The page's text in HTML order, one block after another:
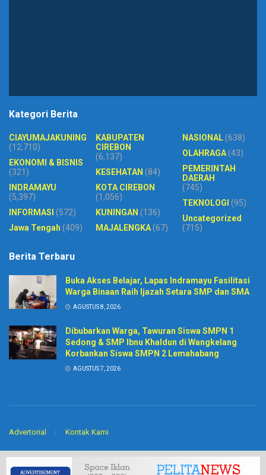
Kategori Berita
CIAYUMAJAKUNING
(12,710)
EKONOMI & BISNIS
(321)
INDRAMAYU
(5,397)
INFORMASI (572)
Jawa Tengah (409)
KABUPATEN
CIREBON
(6,137)
KESEHATAN (84)
KOTA CIREBON
(1,056)
KUNINGAN (136)
MAJALENGKA(67)
NASIONAL(638)
OLAHRAGA(43)
PEMERINTAH
DAERAH
(745)
TEKNOLOGI (95)
Uncategorized
(715)
Berita Terbaru
Buka Akses Belajar, Lapas Indramayu Fasilitasi
Warga Binaan Raih Ijazah Setara SMP dan SMA
AGUSTUS 8, 2026
Dibubarkan Warga, Tawuran Siswa SMPN 1
Sedong & SMP Ibnu Khaldun di Wangkelang
Korbankan Siswa SMPN 2 Lemahabang
AGUSTUS 7, 2026
Advertorial Kontak Kami
PT. Sinar BIntang Intermedia. Developed byCV
Arkitech.